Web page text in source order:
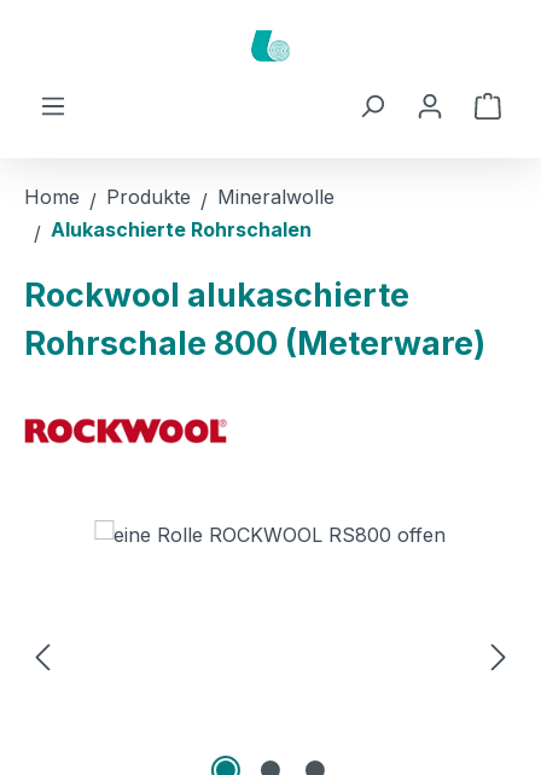
Home Produkte
Mineralwolle
Alukaschierte Rohrschalen
Rockwool alukaschierte
Rohrschale 800 (Meterware)
Bildergalerie überspringen